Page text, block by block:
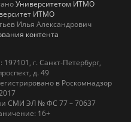
Университетом ИТМО
ИТМО
Илья Александрович
контента
г. Санкт-Петербург,
д. 49
в Роскомнадзор
СМИ ЭЛ № ФС 77 – 70637
16+